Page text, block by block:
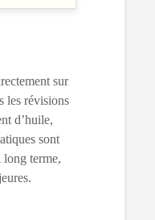
sur
les révisions
d’huile,
sont
long terme,